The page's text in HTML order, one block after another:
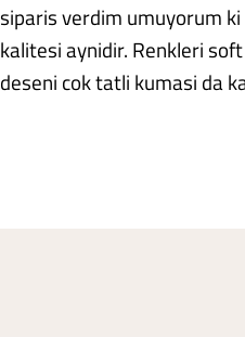
siparis verdim umuyorum ki
kalitesi aynidir. Renkleri soft
deseni cok tatli kumasi da